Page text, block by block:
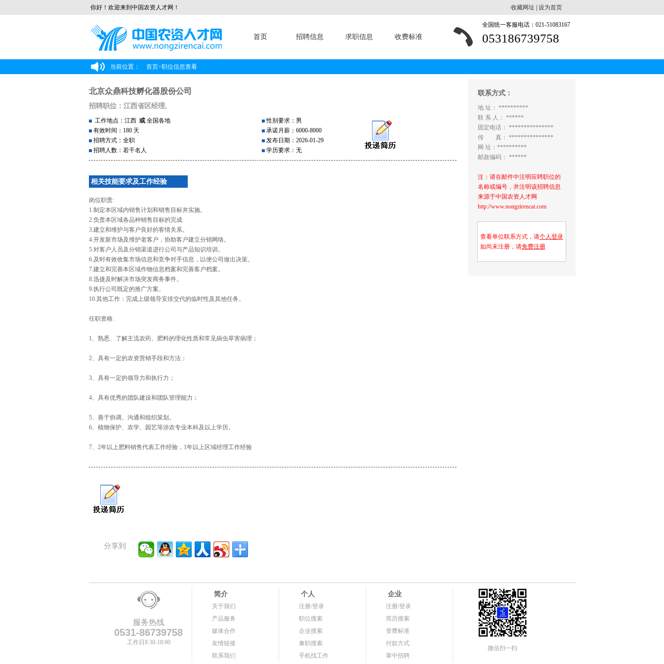
你好！欢迎来到中国农资人才网！ 收藏网址 设为首页
首页 招聘信息 求职信息 收费标准
全国统一客服电话：021-51083167
053186739758
当前位置： 首页>职位信息查看
北京众鼎科技孵化器股份公司
招聘职位：江西省区经理,
工作地点：江西 或全国各地
有效时间：180 天
招聘方式：全职
招聘人数：若干名人
性别要求：男
承诺月薪：6000-8000
发布日期：2026-01-29
学历要求：无
相关技能要求及工作经验
岗位职责:
1.制定本区域内销售计划和销售目标并实施。
2.负责本区域各品种销售目标的完成
3.建立和维护与客户良好的客情关系。
4.开发新市场及维护老客户，协助客户建立分销网络。
5.对客户人员及分销渠道进行公司与产品知识培训。
6.及时有效收集市场信息和竞争对手信息，以便公司做出决策。
7.建立和完善本区域作物信息档案和完善客户档案。
8.迅捷及时解决市场突发商务事件。
9.执行公司既定的推广方案。
10.其他工作：完成上级领导安排交代的临时性及其他任务。
任职资格:
1、熟悉、了解主流农药、肥料的理化性质和常见病虫草害病理；
2、具有一定的农资营销手段和方法；
3、具有一定的领导力和执行力；
4、具有优秀的团队建设和团队管理能力；
5、善于协调、沟通和组织策划。
6、植物保护、农学、园艺等涉农专业本科及以上学历。
7、2年以上肥料销售代表工作经验，1年以上区域经理工作经验
分享到
联系方式：
地 址： **********
联 系 人： ******
固定电话： ***************
传 真： ***************
网 址：**********
邮政编码： ******
注：请在邮件中注明应聘职位的
名称或编号，并注明该招聘信息
来源于中国农资人才网
http://www.nongzirencai.com
查看单位联系方式，请个人登录
如尚未注册，请免费注册
服务热线
0531-86739758
工作日8:30-18:00
简介
关于我们
产品服务
媒体合作
友情链接
联系我们
个人
注册/登录
职位搜索
企业搜索
兼职搜索
手机找工作
企业
注册/登录
简历搜索
资费标准
付款方式
掌中招聘
微信扫一扫